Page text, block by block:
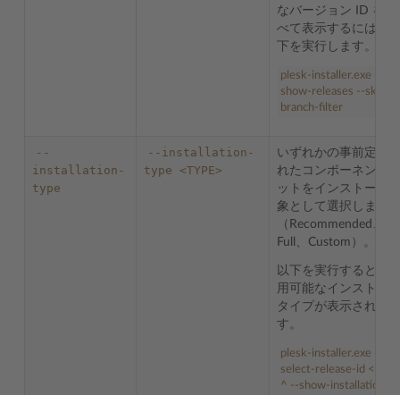
なバージョン ID をす
べて表示するには、
下を実行します。
plesk-installer.exe --
show-releases --skip-
branch-filter
--
installation-
type
--installation-
type
<TYPE>
いずれかの事前定義
れたコンポーネント
ットをインストール
象として選択します
（Recommended、
Full、Custom）。
以下を実行すると、
用可能なインストー
タイプが表示されま
す。
plesk-installer.exe --
select-release-id <
^ --show-installation-